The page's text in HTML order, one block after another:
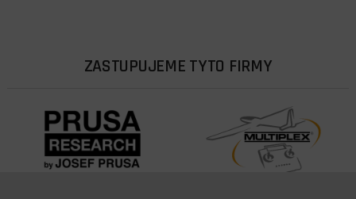
ZASTUPUJEME TYTO FIRMY